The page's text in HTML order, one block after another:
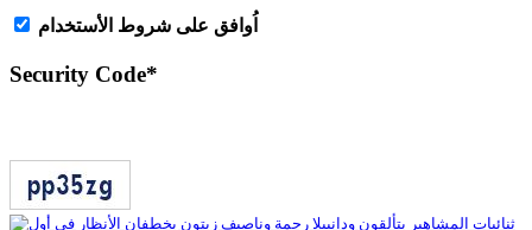
اُوافق على شروط الأستخدام
Security Code*